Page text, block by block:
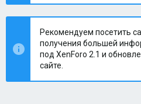
Рекомендуем посетить
получения большей
под XenForo 2.1 и
сайте.